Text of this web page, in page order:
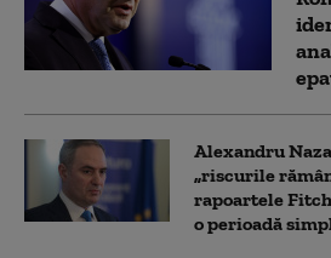
Alexandru
„riscurile
rapoartele Fitch
o perioadă